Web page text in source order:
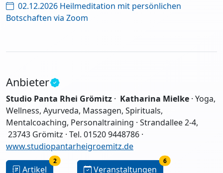
02.12.2026 Heilmeditation mit persönlichen
Botschaften via Zoom
Anbieter
Studio Panta Rhei Grömitz · Katharina Mielke · Yoga,
Wellness, Ayurveda, Massagen, Spirituals,
Mentalcoaching, Personaltraining · Strandallee 2-4,
23743 Grömitz · Tel. 01520 9448786 ·
www.studiopantarheigroemitz.de
Artikel
2
Veranstaltungen
6